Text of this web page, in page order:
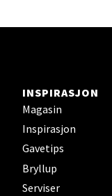
INSPIRASJON
Magasin
Inspirasjon
Gavetips
Bryllup
Serviser
0 i butikk
Strandtorget,
Åpent i dag 09-